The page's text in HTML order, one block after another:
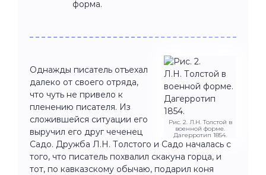
форма.
Рис. 2. Л.Н. Толстой в
военной форме.
Дагерротип 1854.
Однажды писатель отъехал
далеко от своего отряда,
что чуть не привело к
пленению писателя. Из
сложившейся ситуации его
выручил его друг чеченец
Садо. Дружба Л.Н. Толстого и Садо началась с
того, что писатель похвалил скакуна горца, и
тот, по кавказскому обычаю, подарил коня